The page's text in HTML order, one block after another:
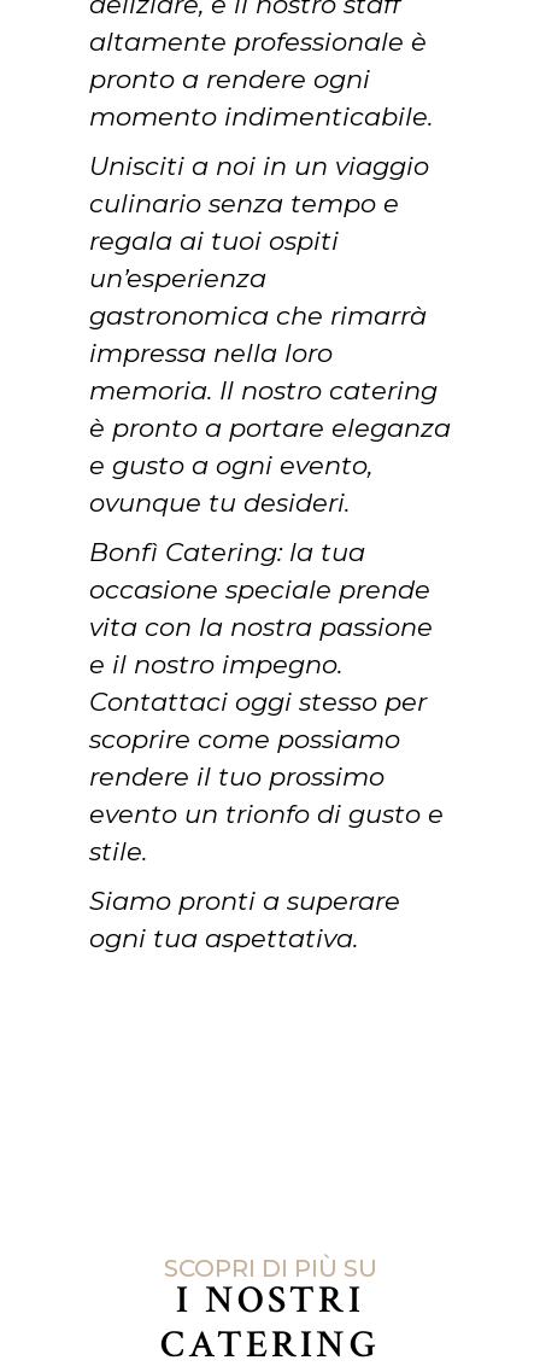
altamente professionale è
pronto a rendere ogni
momento indimenticabile.
Unisciti a noi in un viaggio
culinario senza tempo e
regala ai tuoi ospiti
un’esperienza
gastronomica che rimarrà
impressa nella loro
memoria. Il nostro catering
è pronto a portare eleganza
e gusto a ogni evento,
ovunque tu desideri.
Bonfì Catering: la tua
occasione speciale prende
vita con la nostra passione
e il nostro impegno.
Contattaci oggi stesso per
scoprire come possiamo
rendere il tuo prossimo
evento un trionfo di gusto e
stile.
Siamo pronti a superare
ogni tua aspettativa.
SCOPRI DI PIÙ SU
I NOSTRI
CATERING